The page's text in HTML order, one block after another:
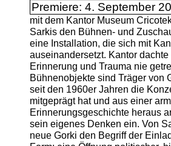
Premiere: 4. September
mit dem Kantor Museum
Sarkis den Bühnen- und
eine Installation, die sich mit
auseinandersetzt. Kantor
Erinnerung und Trauma nie
Bühnenobjekte sind Träger von
seit den 1960er Jahren die
mitgeprägt hat und aus einer
Erinnerungsgeschichte heraus
sein eigenes Denken ein. Von
neue Gorki den Begriff der